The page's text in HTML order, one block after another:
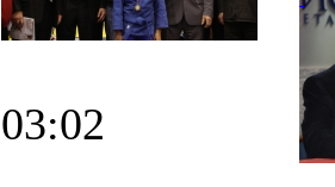
03:02